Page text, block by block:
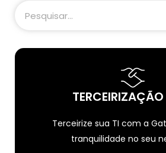
TERCEIRIZAÇÃO
Terceirize sua TI com a
tranquilidade no seu